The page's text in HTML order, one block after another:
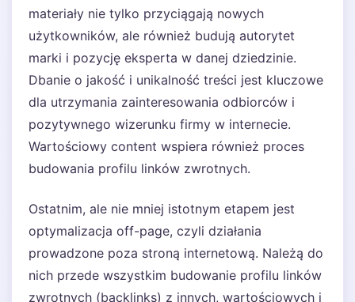
materiały nie tylko przyciągają nowych
użytkowników, ale również budują autorytet
marki i pozycję eksperta w danej dziedzinie.
Dbanie o jakość i unikalność treści jest kluczowe
dla utrzymania zainteresowania odbiorców i
pozytywnego wizerunku firmy w internecie.
Wartościowy content wspiera również proces
budowania profilu linków zwrotnych.
Ostatnim, ale nie mniej istotnym etapem jest
optymalizacja off-page, czyli działania
prowadzone poza stroną internetową. Należą do
nich przede wszystkim budowanie profilu linków
zwrotnych (backlinks) z innych, wartościowych i